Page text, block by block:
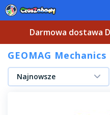
Darmowa dostawa
GEOMAG Mechanics
Najnowsze